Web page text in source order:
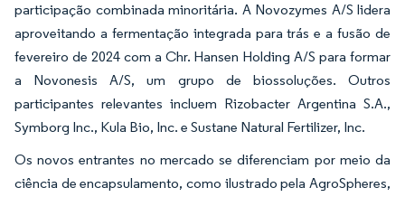
participação combinada minoritária. A Novozymes A/S lidera
aproveitando a fermentação integrada para trás e a fusão de
fevereiro de 2024 com a Chr. Hansen Holding A/S para formar
a Novonesis A/S, um grupo de biossoluções. Outros
participantes relevantes incluem Rizobacter Argentina S.A.,
Symborg Inc., Kula Bio, Inc. e Sustane Natural Fertilizer, Inc.
Os novos entrantes no mercado se diferenciam por meio da
ciência de encapsulamento, como ilustrado pela AgroSpheres,